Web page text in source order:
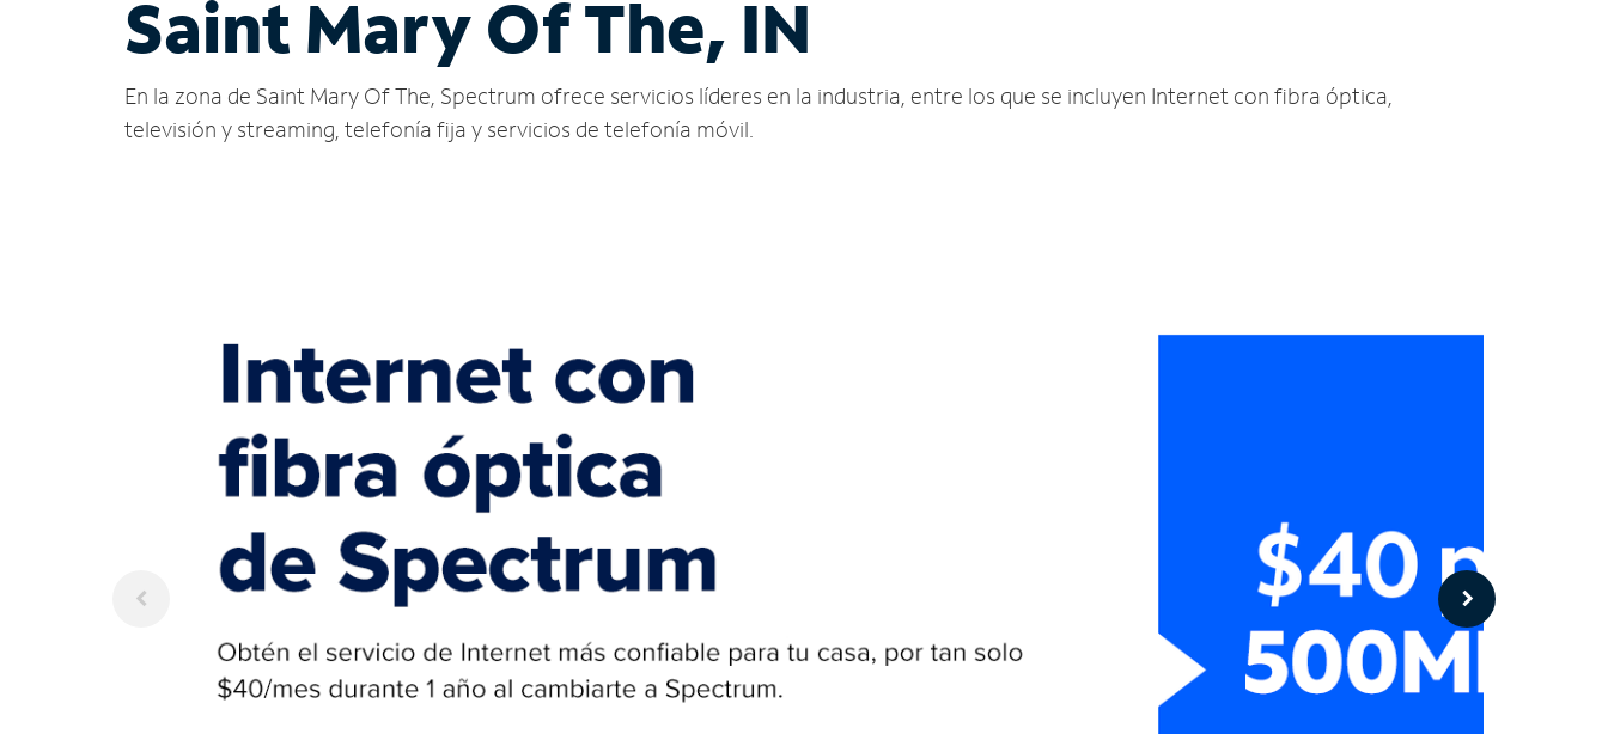
Saint Mary Of The, IN
En la zona de Saint Mary Of The, Spectrum ofrece servicios líderes en la industria, entre los que se incluyen Internet con fibra óptica,
televisión y streaming, telefonía fija y servicios de telefonía móvil.